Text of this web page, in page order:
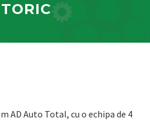
AD Auto Total, cu o echipa de 4